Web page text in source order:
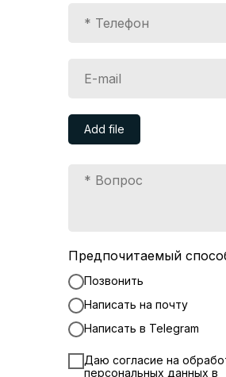
Add file
Предпочитаемый
Позвонить
Написать на почту
Написать в Telegram
Даю согласие на
персональных данных в